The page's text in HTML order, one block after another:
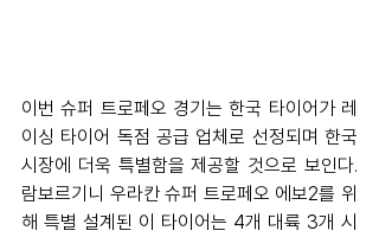
이번 슈퍼 트로페오 경기는 한국 타이어가 레
이싱 타이어 독점 공급 업체로 선정되며 한국
시장에 더욱 특별함을 제공할 것으로 보인다.
람보르기니 우라칸 슈퍼 트로페오 에보2를 위
해 특별 설계된 이 타이어는 4개 대륙 3개 시